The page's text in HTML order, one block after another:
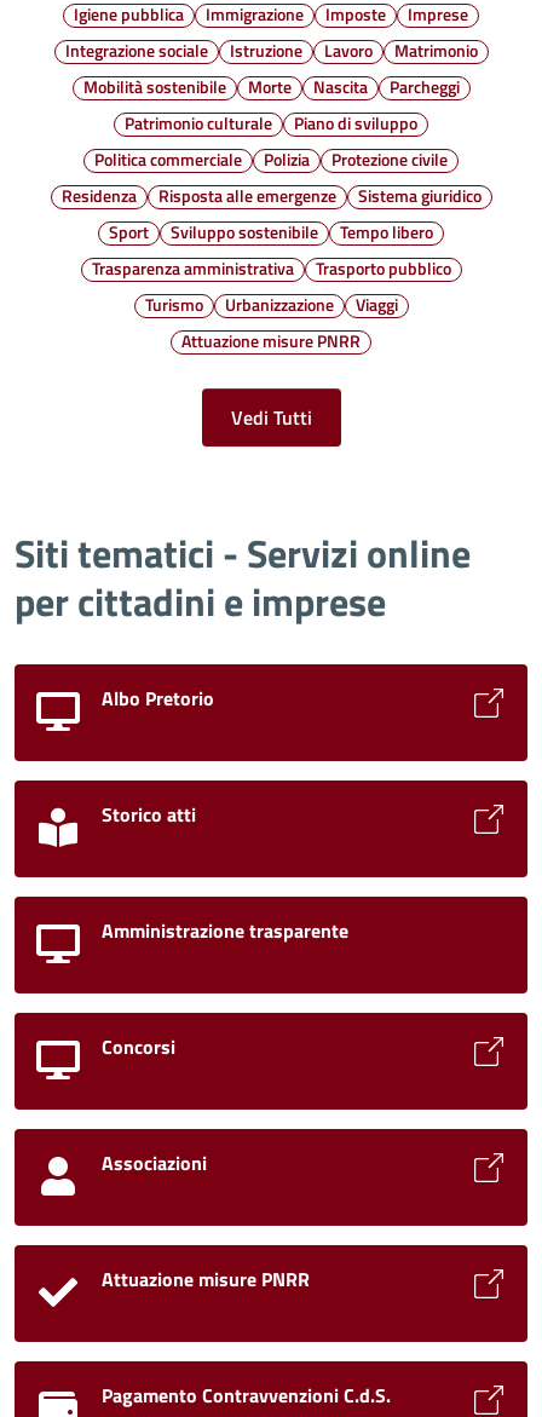
Igiene pubblica
Immigrazione Imposte
Imprese
Integrazione sociale
Istruzione Lavoro
Matrimonio
Mobilità sostenibile
Morte Nascita
Parcheggi
Patrimonio culturale
Piano di sviluppo
Politica commerciale
Polizia
Protezione civile
Residenza
Risposta alle emergenze
Sistema giuridico
Sport
Sviluppo sostenibile
Tempo libero
Trasparenza amministrativa
Trasporto pubblico
Turismo
Urbanizzazione
Viaggi
Attuazione misure PNRR
Vedi Tutti
Siti tematici - Servizi online
per cittadini e imprese
Albo Pretorio
Storico atti
Amministrazione trasparente
Concorsi
Associazioni
Attuazione misure PNRR
Pagamento Contravvenzioni C.d.S.